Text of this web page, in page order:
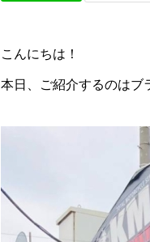
こんにちは！
本日、ご紹介するのはブ